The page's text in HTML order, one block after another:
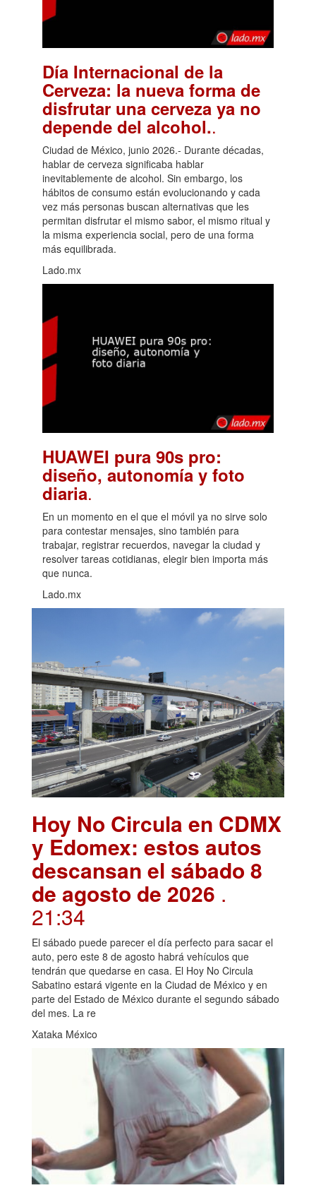
Día Internacional de la
Cerveza: la nueva forma de
disfrutar una cerveza ya no
depende del alcohol..
Ciudad de México, junio 2026.- Durante décadas,
hablar de cerveza significaba hablar
inevitablemente de alcohol. Sin embargo, los
hábitos de consumo están evolucionando y cada
vez más personas buscan alternativas que les
permitan disfrutar el mismo sabor, el mismo ritual y
la misma experiencia social, pero de una forma
más equilibrada.
Lado.mx
HUAWEI pura 90s pro:
diseño, autonomía y foto
diaria.
En un momento en el que el móvil ya no sirve solo
para contestar mensajes, sino también para
trabajar, registrar recuerdos, navegar la ciudad y
resolver tareas cotidianas, elegir bien importa más
que nunca.
Lado.mx
Hoy No Circula en CDMX
y Edomex: estos autos
descansan el sábado 8
de agosto de 2026 .
21:34
El sábado puede parecer el día perfecto para sacar el
auto, pero este 8 de agosto habrá vehículos que
tendrán que quedarse en casa. El Hoy No Circula
Sabatino estará vigente en la Ciudad de México y en
parte del Estado de México durante el segundo sábado
del mes. La re
Xataka México